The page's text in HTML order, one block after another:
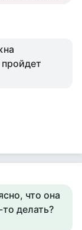
что она
делать?